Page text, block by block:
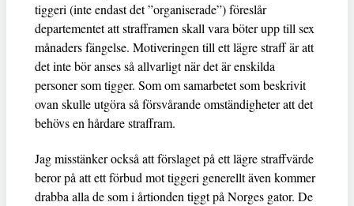
tiggeri (inte endast det ”organiserade”) föreslår
departementet att strafframen skall vara böter upp till sex
månaders fängelse. Motiveringen till ett lägre straff är att
det inte bör anses så allvarligt när det är enskilda
personer som tigger. Som om samarbetet som beskrivit
ovan skulle utgöra så försvårande omständigheter att det
behövs en hårdare straffram.
Jag misstänker också att förslaget på ett lägre straffvärde
beror på att ett förbud mot tiggeri generellt även kommer
drabba alla de som i årtionden tiggt på Norges gator. De